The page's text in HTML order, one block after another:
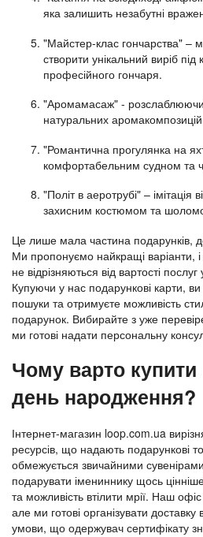
яка залишить незабутні
"Майстер-клас гончарства" –
створити унікальний виріб під
професійного гончаря.
"Аромамасаж" -
натуральних
"Романтична прогулянка на
комфортабельним судном та
"Політ в аеротрубі" – імітація
захисним костюмом та
Це лише мала частина подарунків,
Ми пропонуємо найкращі варіанти,
не відрізняються від вартості
Купуючи у нас подарункові карти,
пошуки та отримуєте можливість
подарунок. Вибирайте з уже
ми готові надати персональну
Чому варто
день народження?
Інтернет-магазин loop.com.ua
ресурсів, що надають подарункові
обмежується звичайними
подарувати імениннику щось
та можливість втілити мрії. Наш
але ми готові організувати доставку
умови, що одержувач сертифікату